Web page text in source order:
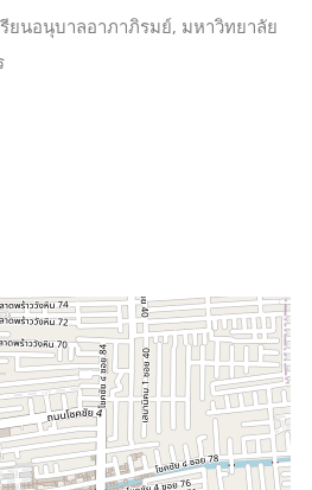
รียนอนุบาลอาภาภิรมย์, มหาวิทยาลัย